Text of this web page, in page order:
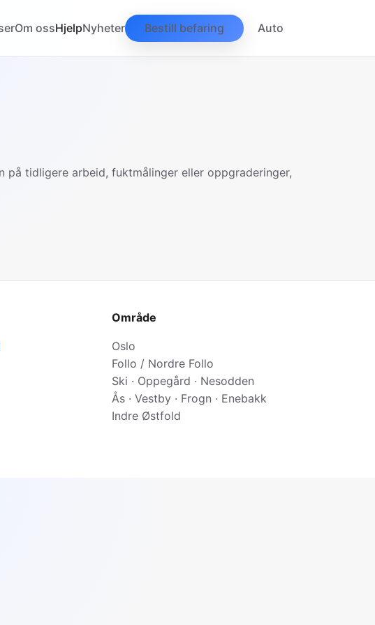
Om ossHjelpNyheter Bestill befaring Auto
tidligere arbeid, fuktmålinger eller oppgraderinger,
Område
Oslo
Follo / Nordre Follo
Ski · Oppegård · Nesodden
Ås · Vestby · Frogn · Enebakk
Indre Østfold